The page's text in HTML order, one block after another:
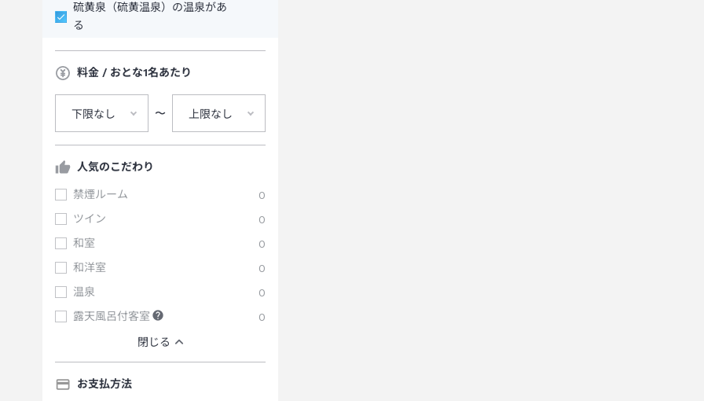
硫黄泉（硫黄温泉）の温泉があ
る
料金 / おとな1名あたり
下限なし 〜 上限なし
人気のこだわり
禁煙ルーム
0
ツイン
0
和室
0
和洋室
0
温泉
0
露天風呂付客室
0
閉じる
お支払方法